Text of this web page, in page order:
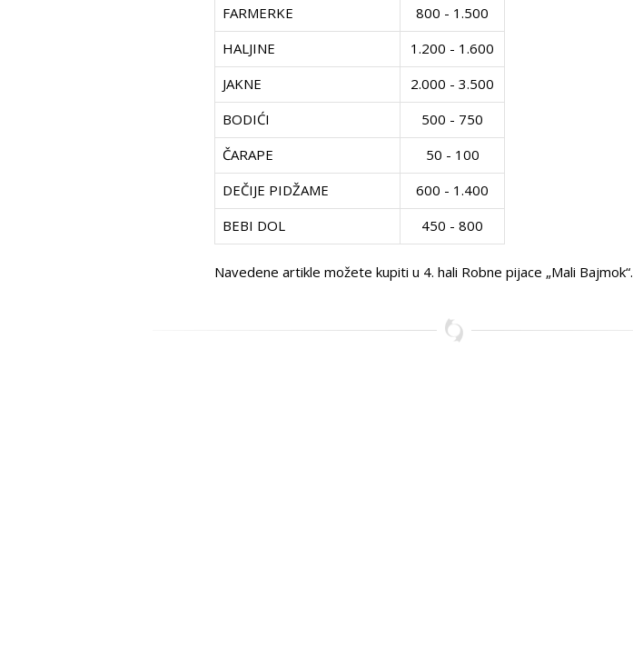
FARMERKE
800 - 1.500
HALJINE
1.200 - 1.600
JAKNE
2.000 - 3.500
BODIĆI
500 - 750
ČARAPE
50 - 100
DEČIJE PIDŽAME
600 - 1.400
BEBI DOL
450 - 800
Navedene artikle možete kupiti u 4. hali Robne pijace „Mali Bajmok“.